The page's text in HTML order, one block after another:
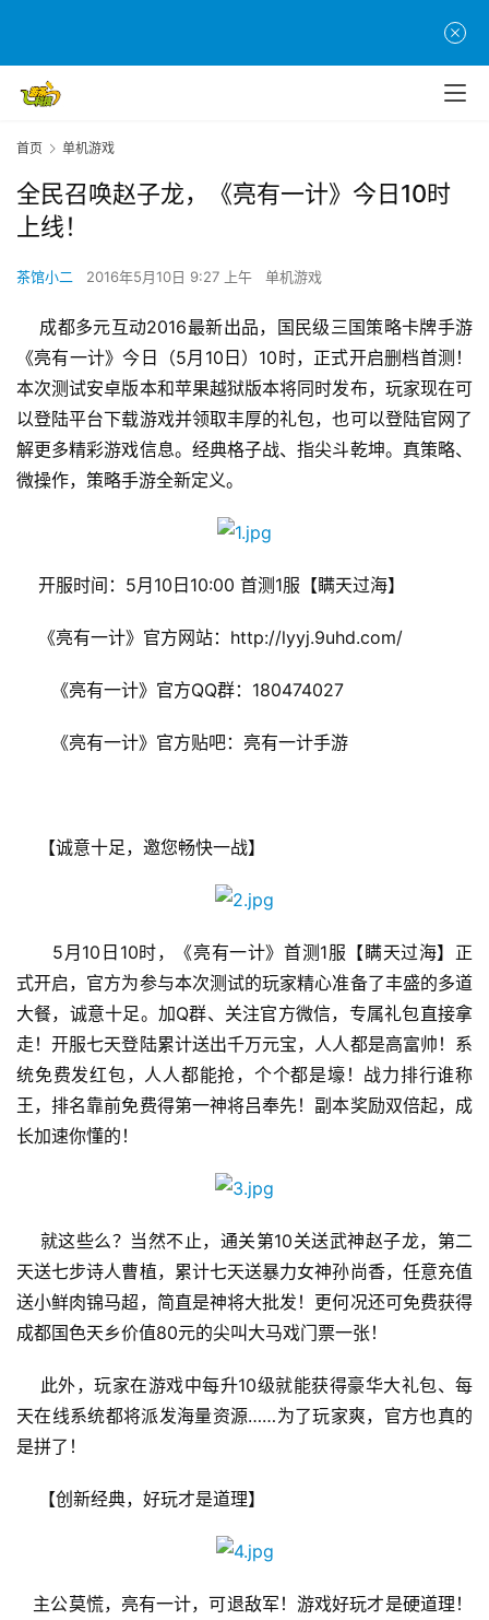
首
页
原
创
首页 单机游戏
全民召唤赵子龙，《亮有一计》今日10时
上线！
茶馆小二 2016年5月10日 9:27 上午 单机游戏
成都多元互动2016最新出品，国民级三国策略卡牌手游
《亮有一计》今日（5月10日）10时，正式开启删档首测！
本次测试安卓版本和苹果越狱版本将同时发布，玩家现在可
以登陆平台下载游戏并领取丰厚的礼包，也可以登陆官网了
解更多精彩游戏信息。经典格子战、指尖斗乾坤。真策略、
微操作，策略手游全新定义。
开服时间：5月10日10:00 首测1服【瞒天过海】
《亮有一计》官方网站：http://lyyj.9uhd.com/
《亮有一计》官方QQ群：180474027
《亮有一计》官方贴吧：亮有一计手游
【诚意十足，邀您畅快一战】
5月10日10时，《亮有一计》首测1服【瞒天过海】正
式开启，官方为参与本次测试的玩家精心准备了丰盛的多道
大餐，诚意十足。加Q群、关注官方微信，专属礼包直接拿
走！开服七天登陆累计送出千万元宝，人人都是高富帅！系
统免费发红包，人人都能抢，个个都是壕！战力排行谁称
王，排名靠前免费得第一神将吕奉先！副本奖励双倍起，成
长加速你懂的！
就这些么？当然不止，通关第10关送武神赵子龙，第二
天送七步诗人曹植，累计七天送暴力女神孙尚香，任意充值
送小鲜肉锦马超，简直是神将大批发！更何况还可免费获得
成都国色天乡价值80元的尖叫大马戏门票一张！
此外，玩家在游戏中每升10级就能获得豪华大礼包、每
天在线系统都将派发海量资源……为了玩家爽，官方也真的
是拼了！
【创新经典，好玩才是道理】
主公莫慌，亮有一计，可退敌军！游戏好玩才是硬道理！